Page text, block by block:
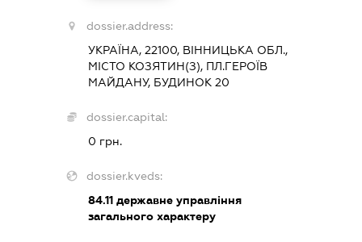
dossier.address:
УКРАЇНА, 22100, ВІННИЦЬКА ОБЛ.,
МІСТО КОЗЯТИН(З), ПЛ.ГЕРОЇВ
МАЙДАНУ, БУДИНОК 20
dossier.capital:
0 грн.
dossier.kveds:
84.11 державне управління
загального характеру